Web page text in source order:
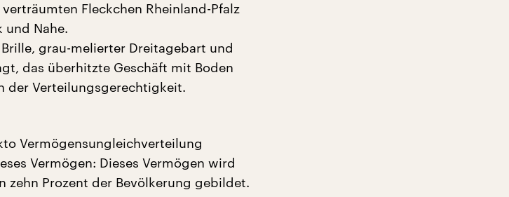
Fleckchen Rheinland-Pfalz
und Nahe.
grau-melierter Dreitagebart und
das überhitzte Geschäft mit Boden
der Verteilungsgerechtigkeit.
Vermögensungleichverteilung
Vermögen: Dieses Vermögen wird
zehn Prozent der Bevölkerung gebildet.